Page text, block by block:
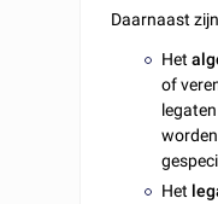
Daarnaast
Het
of
Het